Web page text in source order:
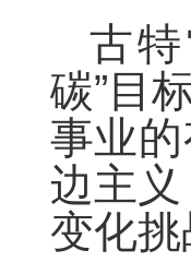
古
碳”目
事业
边主
变化挑